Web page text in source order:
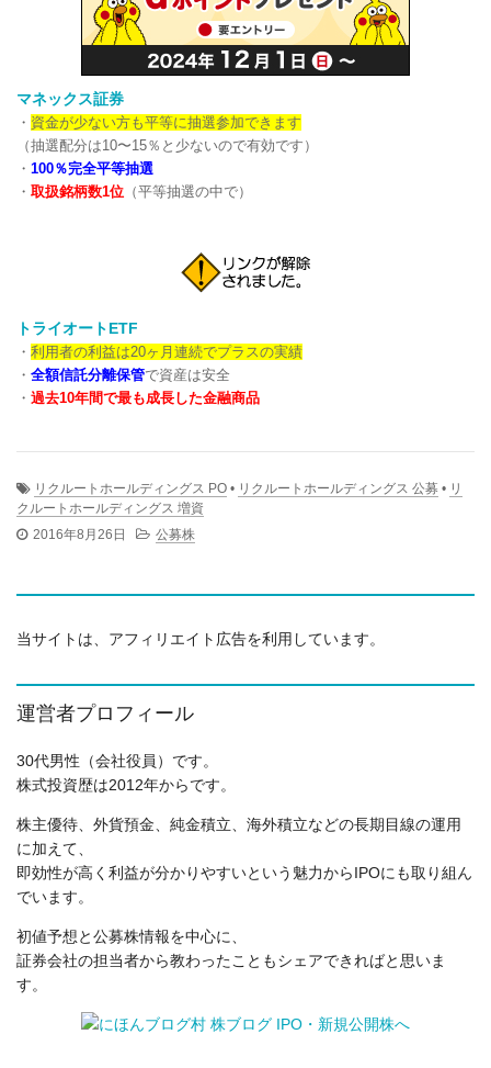
マネックス証券
・ 資金が少ない方も平等に抽選参加できます
（抽選配分は10〜15％と少ないので有効です）
・ 100％完全平等抽選
・ 取扱銘柄数1位 （平等抽選の中で）
トライオートETF
・ 利用者の利益は20ヶ月連続でプラスの実績
・ 全額信託分離保管で資産は安全
・ 過去10年間で最も成長した金融商品
リクルートホールディングス PO • リクルートホールディングス 公募 • リ
クルートホールディングス 増資
2016年8月26日
公募株
当サイトは、アフィリエイト広告を利用しています。
運営者プロフィール
30代男性（会社役員）です。
株式投資歴は2012年からです。
株主優待、外貨預金、純金積立、海外積立などの長期目線の運用
に加えて、
即効性が高く利益が分かりやすいという魅力からIPOにも取り組ん
でいます。
初値予想と公募株情報を中心に、
証券会社の担当者から教わったこともシェアできればと思いま
す。